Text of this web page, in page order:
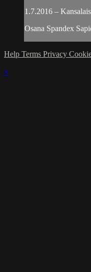
1.7.2016 –
Osana Spandex
Help Terms Privacy
×